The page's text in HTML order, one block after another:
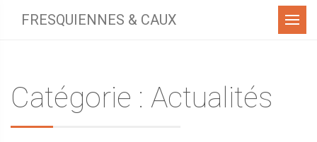
FRESQUIENNES & CAUX Menu
Catégorie : Actualités